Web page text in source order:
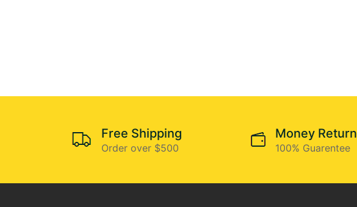
Free Shipping
Order over $500
Money Return
100% Guarentee